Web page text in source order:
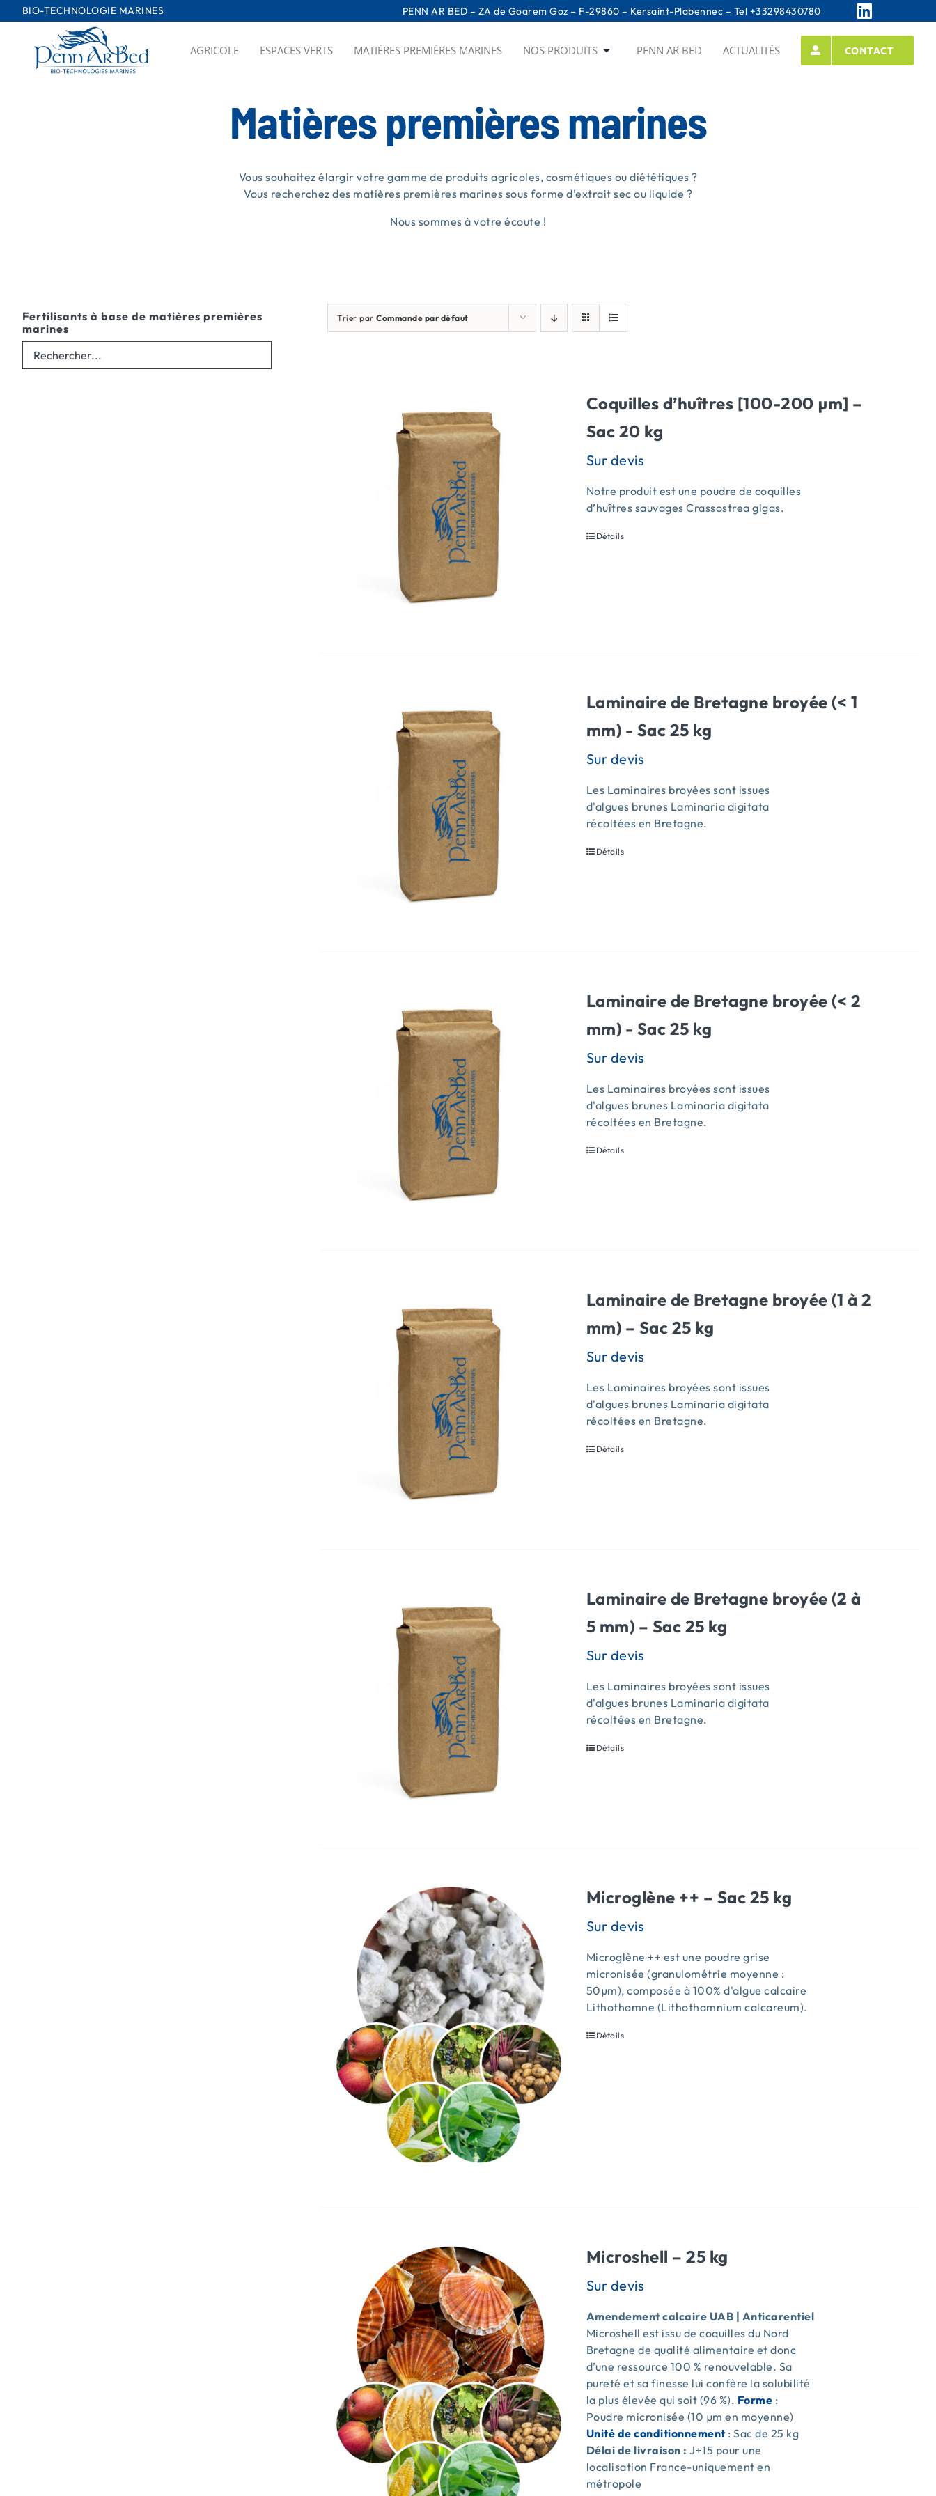
Passer
au
BIO-TECHNOLOGIE MARINES PENN AR BED – ZA de Goarem Goz – F-29860 – Kersaint-Plabennec – Tel +33298430780
AGRICOLE ESPACES VERTS MATIÈRES PREMIÈRES MARINES NOS PRODUITS PENN AR BED ACTUALITÉS CONTACT
Matières premières marines
Vous souhaitez élargir votre gamme de produits agricoles, cosmétiques ou diététiques ?
Vous recherchez des matières premières marines sous forme d’extrait sec ou liquide ?
Nous sommes à votre écoute !
Trier parCommande par défaut
Coquilles d’huîtres [100-200 µm] –
Sac 20 kg
Notre produit est une poudre de coquilles
d’huîtres sauvages Crassostrea gigas.
Détails
Laminaire de Bretagne broyée (< 1
mm) - Sac 25 kg
Les Laminaires broyées sont issues
d'algues brunes Laminaria digitata
récoltées en Bretagne.
Détails
Laminaire de Bretagne broyée (< 2
mm) - Sac 25 kg
Les Laminaires broyées sont issues
d'algues brunes Laminaria digitata
récoltées en Bretagne.
Détails
Laminaire de Bretagne broyée (1 à 2
mm) – Sac 25 kg
Les Laminaires broyées sont issues
d'algues brunes Laminaria digitata
récoltées en Bretagne.
Détails
Laminaire de Bretagne broyée (2 à
5 mm) – Sac 25 kg
Les Laminaires broyées sont issues
d'algues brunes Laminaria digitata
récoltées en Bretagne.
Détails
Microglène ++ – Sac 25 kg
Microglène ++ est une poudre grise
micronisée (granulométrie moyenne :
50µm), composée à 100% d'algue calcaire
Lithothamne (Lithothamnium calcareum).
Détails
Microshell – 25 kg
Amendement calcaire UAB | Anticarentiel
Microshell est issu de coquilles du Nord
Bretagne de qualité alimentaire et donc
d’une ressource 100 % renouvelable. Sa
pureté et sa finesse lui confère la solubilité
la plus élevée qui soit (96 %). Forme :
Poudre micronisée (10 µm en moyenne)
Unité de conditionnement: Sac de 25 kg
Délai de livraison : J+15 pour une
localisation France-uniquement en
métropole
Fertilisants à base de matières premières
marines